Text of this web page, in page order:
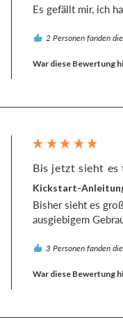
Es gefällt mir, ich
2 Personen fanden
War diese Bewertung
Bis jetzt sieht es
Kickstart-
Bisher sieht es
ausgiebigem
3 Personen fanden
War diese Bewertung